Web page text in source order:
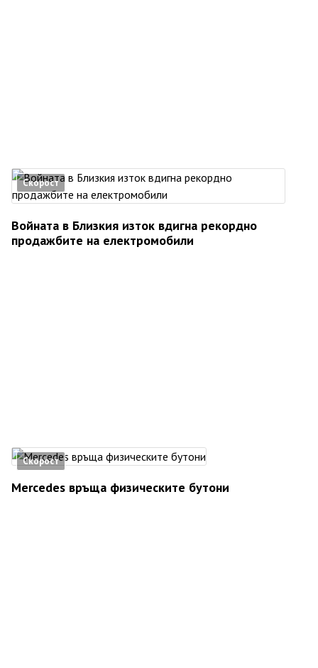
Скорост
Войната в Близкия изток вдигна рекордно
продажбите на електромобили
Скорост
Mercedes връща физическите бутони